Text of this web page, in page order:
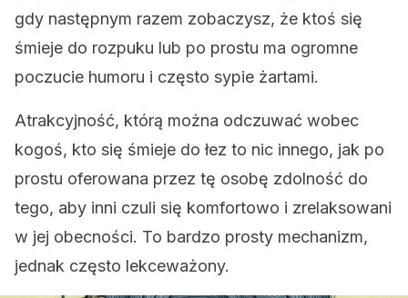
gdy następnym razem zobaczysz, że ktoś się
śmieje do rozpuku lub po prostu ma ogromne
poczucie humoru i często sypie żartami.
Atrakcyjność, którą można odczuwać wobec
kogoś, kto się śmieje do łez to nic innego, jak po
prostu oferowana przez tę osobę zdolność do
tego, aby inni czuli się komfortowo i zrelaksowani
w jej obecności. To bardzo prosty mechanizm,
jednak często lekceważony.